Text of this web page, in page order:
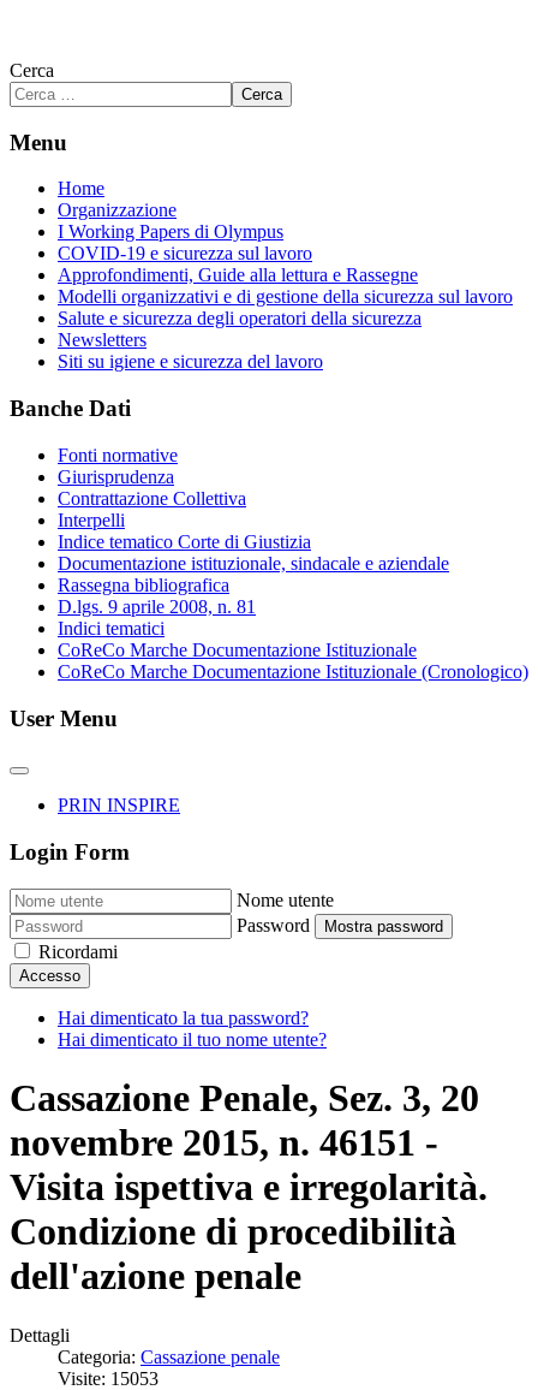
Cerca
Cerca
Menu
Home
Organizzazione
I Working Papers di Olympus
COVID-19 e sicurezza sul lavoro
Approfondimenti, Guide alla lettura e Rassegne
Modelli organizzativi e di gestione della sicurezza sul lavoro
Salute e sicurezza degli operatori della sicurezza
Newsletters
Siti su igiene e sicurezza del lavoro
Banche Dati
Fonti normative
Giurisprudenza
Contrattazione Collettiva
Interpelli
Indice tematico Corte di Giustizia
Documentazione istituzionale, sindacale e aziendale
Rassegna bibliografica
D.lgs. 9 aprile 2008, n. 81
Indici tematici
CoReCo Marche Documentazione Istituzionale
CoReCo Marche Documentazione Istituzionale (Cronologico)
User Menu
PRIN INSPIRE
Login Form
Nome utente
Password
Mostra password
Ricordami
Accesso
Hai dimenticato la tua password?
Hai dimenticato il tuo nome utente?
Cassazione Penale, Sez. 3, 20
novembre 2015, n. 46151 -
Visita ispettiva e irregolarità.
Condizione di procedibilità
dell'azione penale
Dettagli
Categoria: Cassazione penale
Visite: 15053